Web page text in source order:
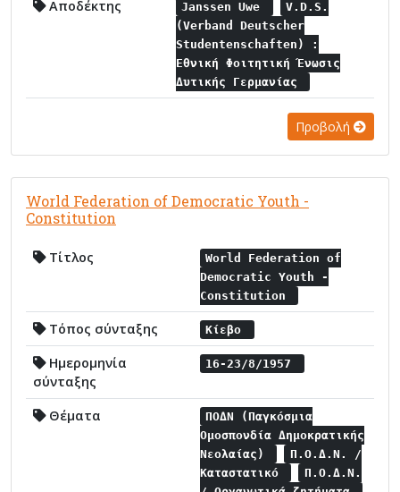
Αποδέκτης Janssen Uwe
V.D.S.
(Verband Deutscher
Studentenschaften) :
Εθνική Φοιτητική Ένωσις
Δυτικής Γερμανίας
Προβολή
World Federation of Democratic Youth -
Constitution
Τίτλος
World Federation of
Democratic Youth -
Constitution
Τόπος σύνταξης Κίεβο
Ημερομηνία
σύνταξης
16-23/8/1957
Θέματα
ΠΟΔΝ (Παγκόσμια
Ομοσπονδία Δημοκρατικής
Νεολαίας)
Π.Ο.Δ.Ν. /
Καταστατικό
Π.Ο.Δ.Ν.